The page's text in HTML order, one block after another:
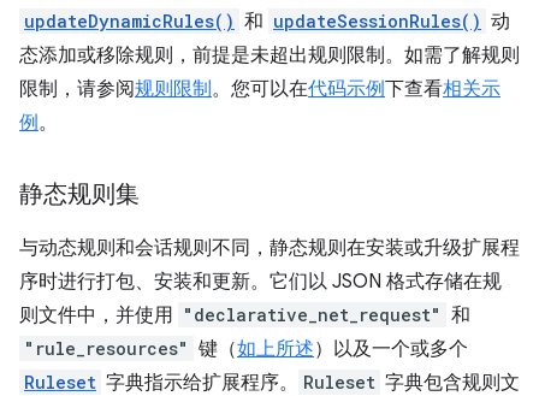
updateDynamicRules() 和 updateSessionRules() 动
态添加或移除规则，前提是未超出规则限制。如需了解规则
限制，请参阅规则限制。您可以在代码示例下查看相关示
例。
静态规则集
与动态规则和会话规则不同，静态规则在安装或升级扩展程
序时进行打包、安装和更新。它们以 JSON 格式存储在规
则文件中，并使用 "declarative_net_request" 和
"rule_resources" 键（如上所述）以及一个或多个
Ruleset 字典指示给扩展程序。 Ruleset 字典包含规则文